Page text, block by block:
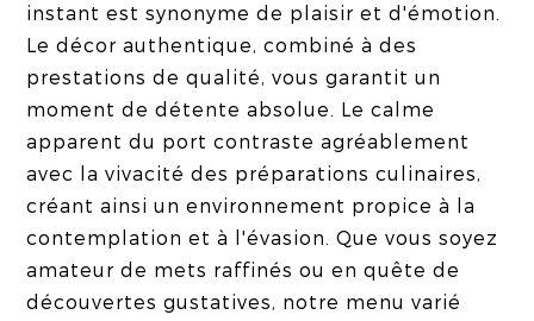
instant est synonyme de plaisir et d'émotion.
Le décor authentique, combiné à des
prestations de qualité, vous garantit un
moment de détente absolue. Le calme
apparent du port contraste agréablement
avec la vivacité des préparations culinaires,
créant ainsi un environnement propice à la
contemplation et à l'évasion. Que vous soyez
amateur de mets raffinés ou en quête de
découvertes gustatives, notre menu varié